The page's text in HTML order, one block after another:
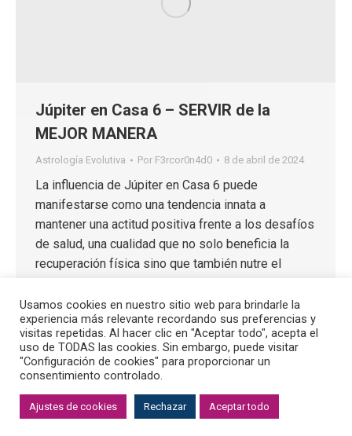
Júpiter en Casa 6 – SERVIR de la
MEJOR MANERA
Astrología Evolutiva Por F3rcor0n4d0 8 de abril de 2024
La influencia de Júpiter en Casa 6 puede
manifestarse como una tendencia innata a
mantener una actitud positiva frente a los desafíos
de salud, una cualidad que no solo beneficia la
recuperación física sino que también nutre el
extendiéndose más allá del individuo hacia su
entorno, creando un círculo de bienestar que
favorece tanto a la persona como a aquellos que le
rodean.
© 2023 Fernando Ángel Coronado
Usamos cookies en nuestro sitio web para brindarle la
experiencia más relevante recordando sus preferencias y
visitas repetidas. Al hacer clic en "Aceptar todo", acepta el
uso de TODAS las cookies. Sin embargo, puede visitar
"Configuración de cookies" para proporcionar un
consentimiento controlado.
Ajustes de cookies Rechazar Aceptar todo